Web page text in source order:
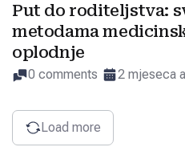
Put do roditeljstva:
metodama
oplodnje
0 comments 2 mjeseca
Load more